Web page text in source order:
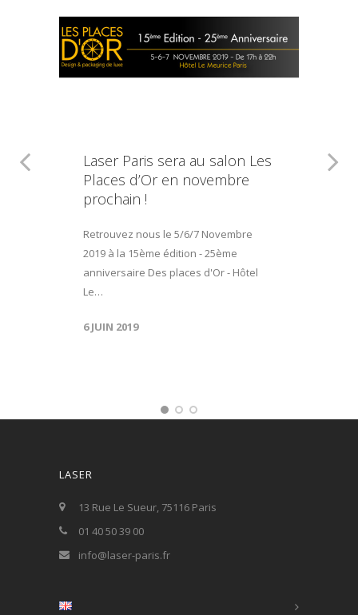
Laser Paris sera au salon Les
Places d’Or en novembre
prochain !
Retrouvez nous le 5/6/7 Novembre
2019 à la 15ème édition - 25ème
anniversaire Des places d'Or - Hôtel
Le…
6 JUIN 2019
LASER
13 Rue Le Sueur, 75116 Paris
01 40 50 39 00
info@laser-paris.fr